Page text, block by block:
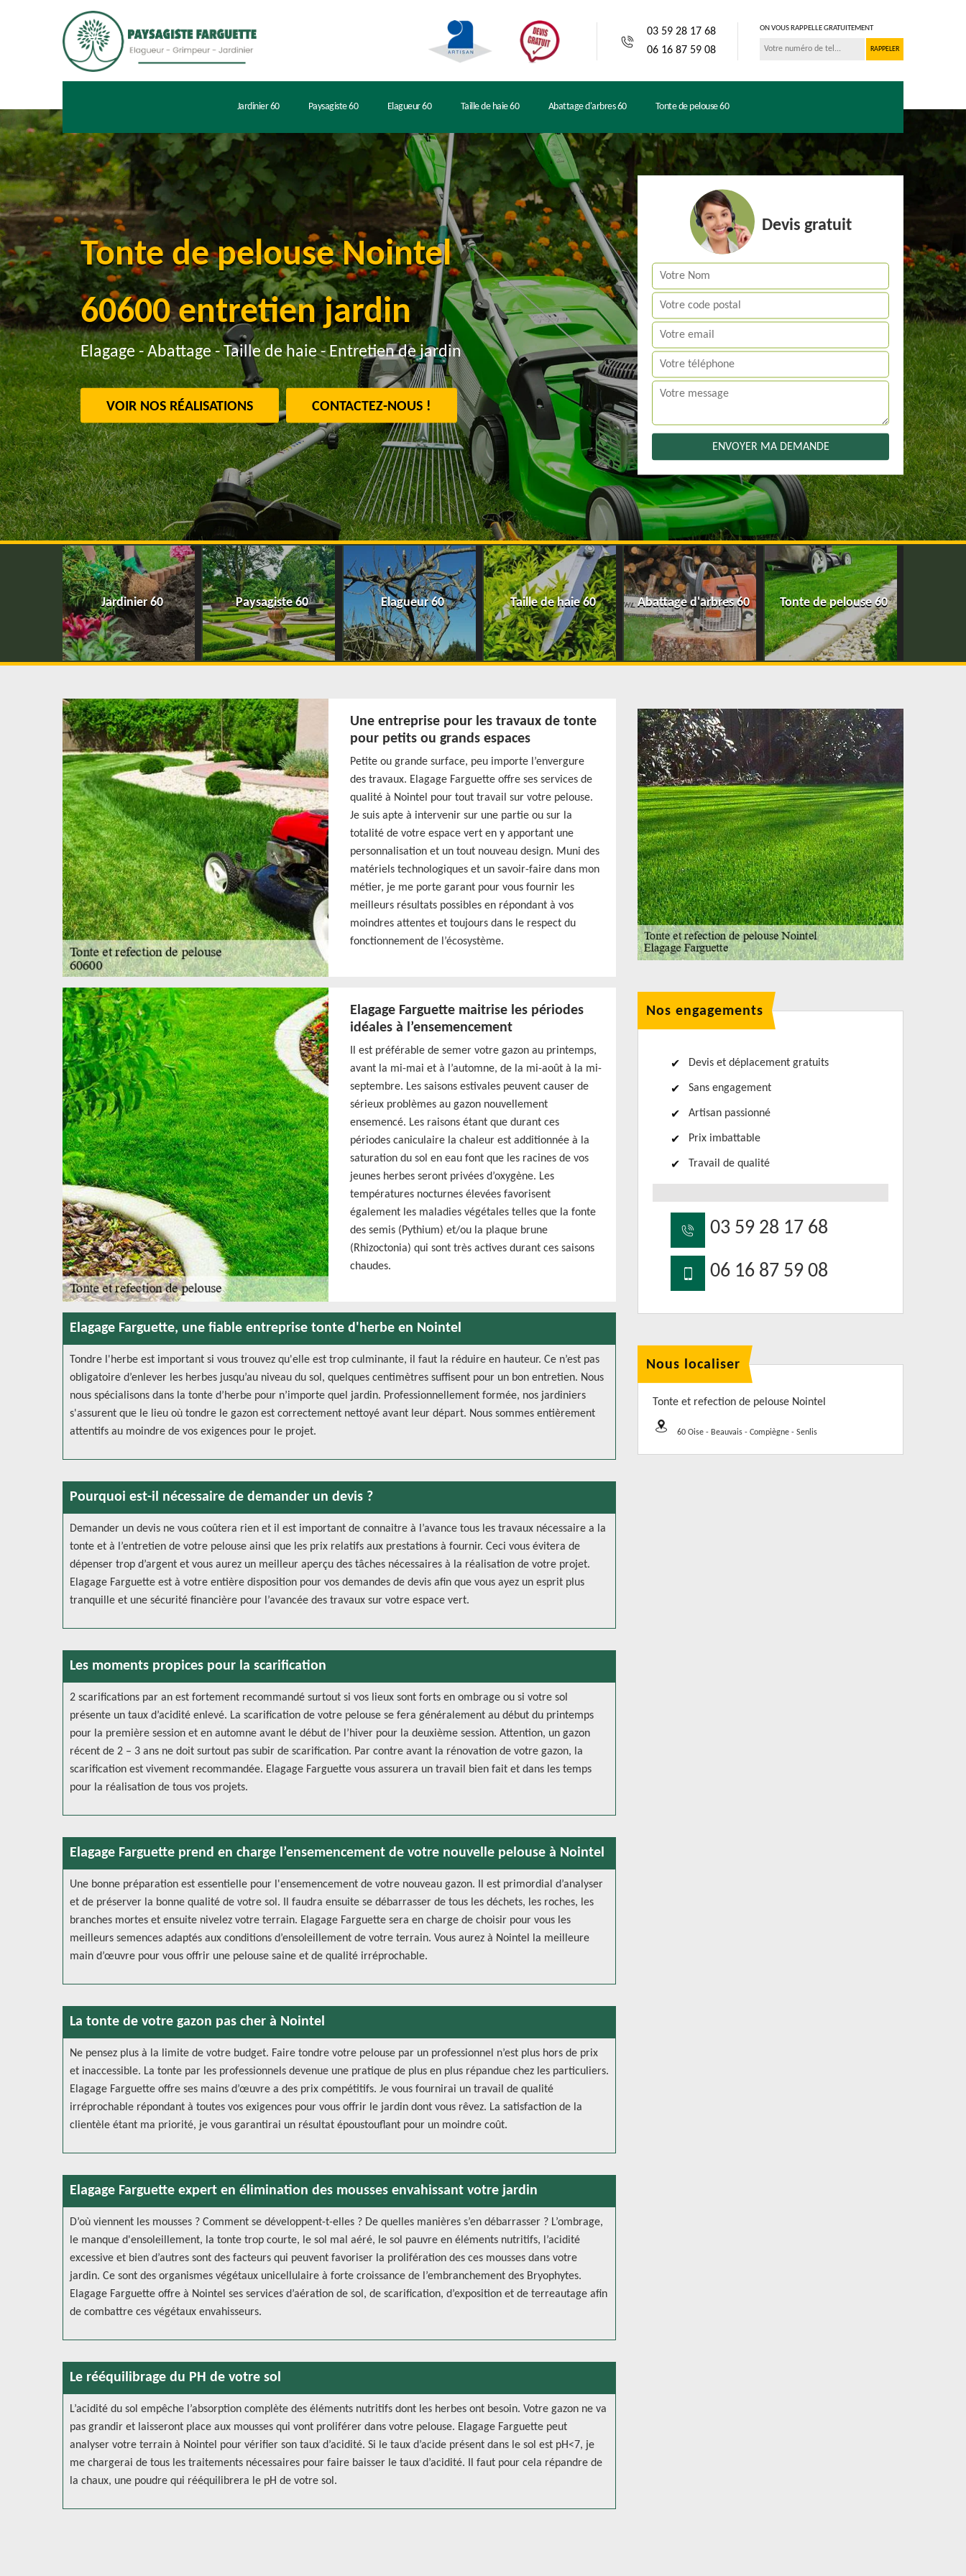
03 59 28 17 68
06 16 87 59 08
ON VOUS RAPPELLE GRATUITEMENT
Jardinier 60 Paysagiste 60 Elagueur 60 Taille de haie 60 Abattage d'arbres 60 Tonte de pelouse 60
Tonte de pelouse Nointel
60600 entretien jardin
Elagage - Abattage - Taille de haie - Entretien de jardin
VOIR NOS RÉALISATIONS CONTACTEZ-NOUS !
Devis gratuit
Jardinier 60 Paysagiste 60 Elagueur 60 Taille de haie 60 Abattage d'arbres 60 Tonte de pelouse 60
Une entreprise pour les travaux de tonte
pour petits ou grands espaces
Petite ou grande surface, peu importe l’envergure
des travaux. Elagage Farguette offre ses services de
qualité à Nointel pour tout travail sur votre pelouse.
Je suis apte à intervenir sur une partie ou sur la
totalité de votre espace vert en y apportant une
personnalisation et un tout nouveau design. Muni des
matériels technologiques et un savoir-faire dans mon
métier, je me porte garant pour vous fournir les
meilleurs résultats possibles en répondant à vos
moindres attentes et toujours dans le respect du
fonctionnement de l’écosystème.
Elagage Farguette maitrise les périodes
idéales à l’ensemencement
Il est préférable de semer votre gazon au printemps,
avant la mi-mai et à l’automne, de la mi-août à la mi-
septembre. Les saisons estivales peuvent causer de
sérieux problèmes au gazon nouvellement
ensemencé. Les raisons étant que durant ces
périodes caniculaire la chaleur est additionnée à la
saturation du sol en eau font que les racines de vos
jeunes herbes seront privées d’oxygène. Les
températures nocturnes élevées favorisent
également les maladies végétales telles que la fonte
des semis (Pythium) et/ou la plaque brune
(Rhizoctonia) qui sont très actives durant ces saisons
chaudes.
Elagage Farguette, une fiable entreprise tonte d'herbe en Nointel
Tondre l'herbe est important si vous trouvez qu'elle est trop culminante, il faut la réduire en hauteur. Ce n’est pas
obligatoire d’enlever les herbes jusqu’au niveau du sol, quelques centimètres suffisent pour un bon entretien. Nous
nous spécialisons dans la tonte d’herbe pour n’importe quel jardin. Professionnellement formée, nos jardiniers
s'assurent que le lieu où tondre le gazon est correctement nettoyé avant leur départ. Nous sommes entièrement
attentifs au moindre de vos exigences pour le projet.
Pourquoi est-il nécessaire de demander un devis ?
Demander un devis ne vous coûtera rien et il est important de connaitre à l’avance tous les travaux nécessaire a la
tonte et à l’entretien de votre pelouse ainsi que les prix relatifs aux prestations à fournir. Ceci vous évitera de
dépenser trop d’argent et vous aurez un meilleur aperçu des tâches nécessaires à la réalisation de votre projet.
Elagage Farguette est à votre entière disposition pour vos demandes de devis afin que vous ayez un esprit plus
tranquille et une sécurité financière pour l’avancée des travaux sur votre espace vert.
Les moments propices pour la scarification
2 scarifications par an est fortement recommandé surtout si vos lieux sont forts en ombrage ou si votre sol
présente un taux d’acidité enlevé. La scarification de votre pelouse se fera généralement au début du printemps
pour la première session et en automne avant le début de l’hiver pour la deuxième session. Attention, un gazon
récent de 2 – 3 ans ne doit surtout pas subir de scarification. Par contre avant la rénovation de votre gazon, la
scarification est vivement recommandée. Elagage Farguette vous assurera un travail bien fait et dans les temps
pour la réalisation de tous vos projets.
Elagage Farguette prend en charge l’ensemencement de votre nouvelle pelouse à Nointel
Une bonne préparation est essentielle pour l'ensemencement de votre nouveau gazon. Il est primordial d’analyser
et de préserver la bonne qualité de votre sol. Il faudra ensuite se débarrasser de tous les déchets, les roches, les
branches mortes et ensuite nivelez votre terrain. Elagage Farguette sera en charge de choisir pour vous les
meilleurs semences adaptés aux conditions d’ensoleillement de votre terrain. Vous aurez à Nointel la meilleure
main d’œuvre pour vous offrir une pelouse saine et de qualité irréprochable.
La tonte de votre gazon pas cher à Nointel
Ne pensez plus à la limite de votre budget. Faire tondre votre pelouse par un professionnel n’est plus hors de prix
et inaccessible. La tonte par les professionnels devenue une pratique de plus en plus répandue chez les particuliers.
Elagage Farguette offre ses mains d’œuvre a des prix compétitifs. Je vous fournirai un travail de qualité
irréprochable répondant à toutes vos exigences pour vous offrir le jardin dont vous rêvez. La satisfaction de la
clientèle étant ma priorité, je vous garantirai un résultat époustouflant pour un moindre coût.
Elagage Farguette expert en élimination des mousses envahissant votre jardin
D’où viennent les mousses ? Comment se développent-t-elles ? De quelles manières s’en débarrasser ? L’ombrage,
le manque d'ensoleillement, la tonte trop courte, le sol mal aéré, le sol pauvre en éléments nutritifs, l’acidité
excessive et bien d’autres sont des facteurs qui peuvent favoriser la prolifération des ces mousses dans votre
jardin. Ce sont des organismes végétaux unicellulaire à forte croissance de l’embranchement des Bryophytes.
Elagage Farguette offre à Nointel ses services d’aération de sol, de scarification, d’exposition et de terreautage afin
de combattre ces végétaux envahisseurs.
Le rééquilibrage du PH de votre sol
L’acidité du sol empêche l’absorption complète des éléments nutritifs dont les herbes ont besoin. Votre gazon ne va
pas grandir et laisseront place aux mousses qui vont proliférer dans votre pelouse. Elagage Farguette peut
analyser votre terrain à Nointel pour vérifier son taux d’acidité. Si le taux d’acide présent dans le sol est pH<7, je
me chargerai de tous les traitements nécessaires pour faire baisser le taux d’acidité. Il faut pour cela répandre de
la chaux, une poudre qui rééquilibrera le pH de votre sol.
Nos engagements
Devis et déplacement gratuits
Sans engagement
Artisan passionné
Prix imbattable
Travail de qualité
03 59 28 17 68
06 16 87 59 08
Nous localiser
Tonte et refection de pelouse Nointel
60 Oise - Beauvais - Compiègne - Senlis